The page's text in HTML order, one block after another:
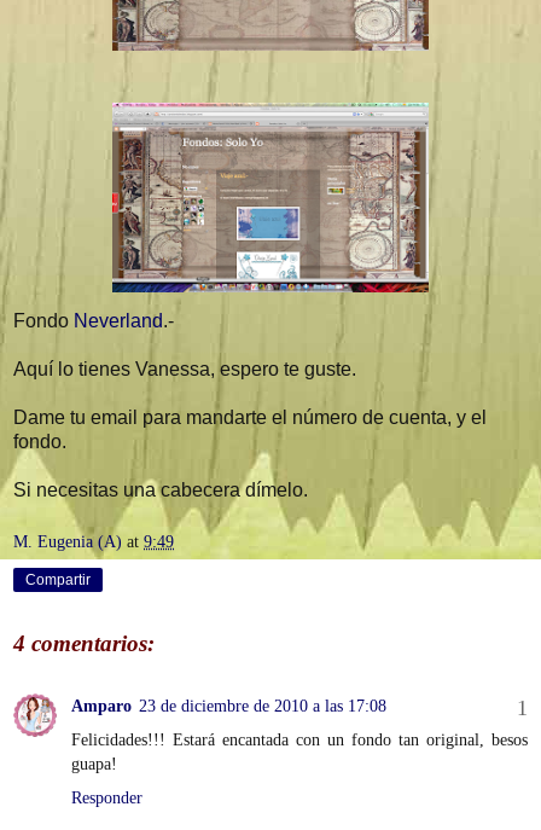
Fondo Neverland.-
Aquí lo tienes Vanessa, espero te guste.
Dame tu email para mandarte el número de cuenta, y el
fondo.
Si necesitas una cabecera dímelo.
M. Eugenia (A) at 9:49
Compartir
4 comentarios:
Amparo 23 de diciembre de 2010 a las 17:08
Felicidades!!! Estará encantada con un fondo tan original, besos
guapa!
Responder